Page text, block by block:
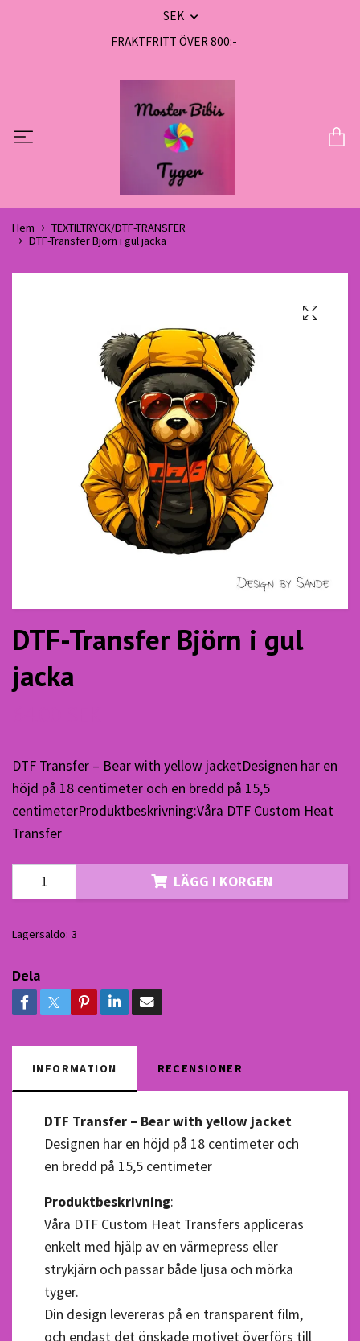
SEK
FRAKTFRITT ÖVER 800:-
Hem
TEXTILTRYCK/DTF-TRANSFER
DTF-Transfer Björn i gul jacka
DTF-Transfer Björn i gul
jacka
DTF Transfer – Bear with yellow jacketDesignen har en
höjd på 18 centimeter och en bredd på 15,5
centimeterProduktbeskrivning:Våra DTF Custom Heat
Transfer
LÄGG I KORGEN
Lagersaldo: 3
Dela
INFORMATION RECENSIONER
DTF Transfer – Bear with yellow jacket
Designen har en höjd på 18 centimeter och
en bredd på 15,5 centimeter
Produktbeskrivning:
Våra DTF Custom Heat Transfers appliceras
enkelt med hjälp av en värmepress eller
strykjärn och passar både ljusa och mörka
tyger.
Din design levereras på en transparent film,
och endast det önskade motivet överförs till